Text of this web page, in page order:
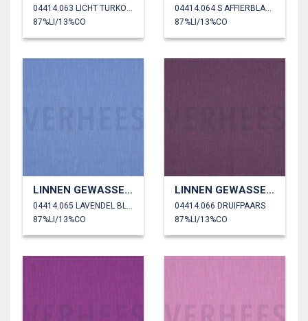
04414.063 LICHT TURKOISE
87%LI/13%CO
04414.064 S AFFIERBLAUW
87%LI/13%CO
LINNEN GEWASSEN 230 GM2
04414.065 LAVENDEL BLAUW
87%LI/13%CO
LINNEN GEWASSEN 230 GM2
04414.066 DRUIFPAARS
87%LI/13%CO